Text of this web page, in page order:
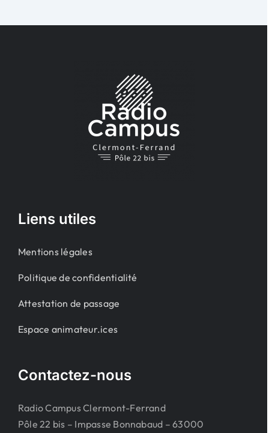
Liens utiles
Mentions légales
Politique de confidentialité
Attestation de passage
Espace animateur.ices
Contactez-nous
Radio Campus Clermont-Ferrand
Pôle 22 bis – Impasse Bonnabaud – 63000